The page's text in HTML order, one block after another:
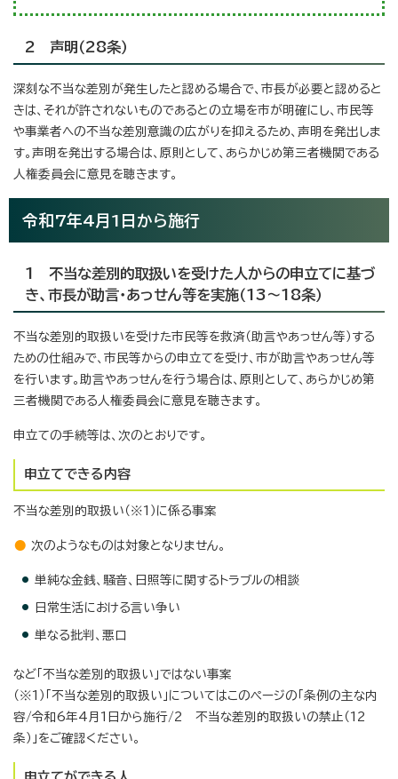
2 声明（28条）
深刻な不当な差別が発生したと認める場合で、市長が必要と認めると
きは、それが許されないものであるとの立場を市が明確にし、市民等
や事業者への不当な差別意識の広がりを抑えるため、声明を発出しま
す。声明を発出する場合は、原則として、あらかじめ第三者機関である
人権委員会に意見を聴きます。
令和7年4月1日から施行
1 不当な差別的取扱いを受けた人からの申立てに基づ
き、市長が助言・あっせん等を実施（13～18条）
不当な差別的取扱いを受けた市民等を救済（助言やあっせん等）する
ための仕組みで、市民等からの申立てを受け、市が助言やあっせん等
を行います。助言やあっせんを行う場合は、原則として、あらかじめ第
三者機関である人権委員会に意見を聴きます。
申立ての手続等は、次のとおりです。
申立てできる内容
不当な差別的取扱い（※1）に係る事案
次のようなものは対象となりません。
単純な金銭、騒音、日照等に関するトラブルの相談
日常生活における言い争い
単なる批判、悪口
など「不当な差別的取扱い」ではない事案
（※1）「不当な差別的取扱い」についてはこのページの「条例の主な内
容/令和6年4月1日から施行/2 不当な差別的取扱いの禁止（12
条）」をご確認ください。